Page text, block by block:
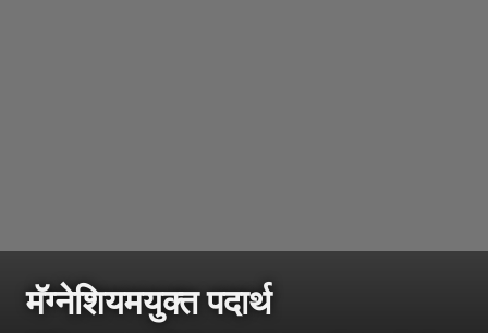
मॅग्नेशियमयुक्त पदार्थ